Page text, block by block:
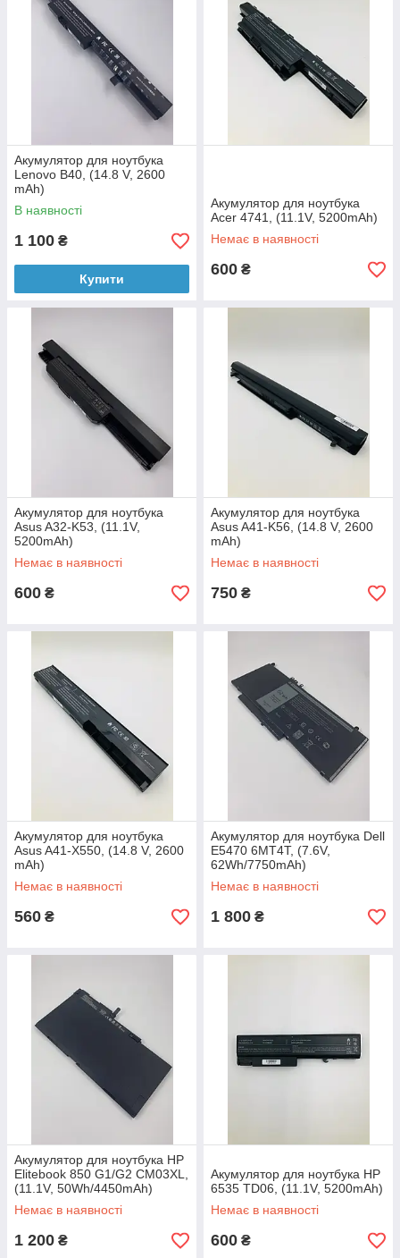
Акумулятор для ноутбука
Lenovo B40, (14.8 V, 2600
mAh)
В наявності
1 100 ₴
Купити
Акумулятор для ноутбука
Acer 4741, (11.1V, 5200mAh)
Немає в наявності
600 ₴
Акумулятор для ноутбука
Asus A32-K53, (11.1V,
5200mAh)
Немає в наявності
600 ₴
Акумулятор для ноутбука
Asus A41-K56, (14.8 V, 2600
mAh)
Немає в наявності
750 ₴
Акумулятор для ноутбука
Asus A41-X550, (14.8 V, 2600
mAh)
Немає в наявності
560 ₴
Акумулятор для ноутбука Dell
E5470 6MT4T, (7.6V,
62Wh/7750mAh)
Немає в наявності
1 800 ₴
Акумулятор для ноутбука HP
Elitebook 850 G1/G2 CM03XL,
(11.1V, 50Wh/4450mAh)
Немає в наявності
1 200 ₴
Акумулятор для ноутбука HP
6535 TD06, (11.1V, 5200mAh)
Немає в наявності
600 ₴